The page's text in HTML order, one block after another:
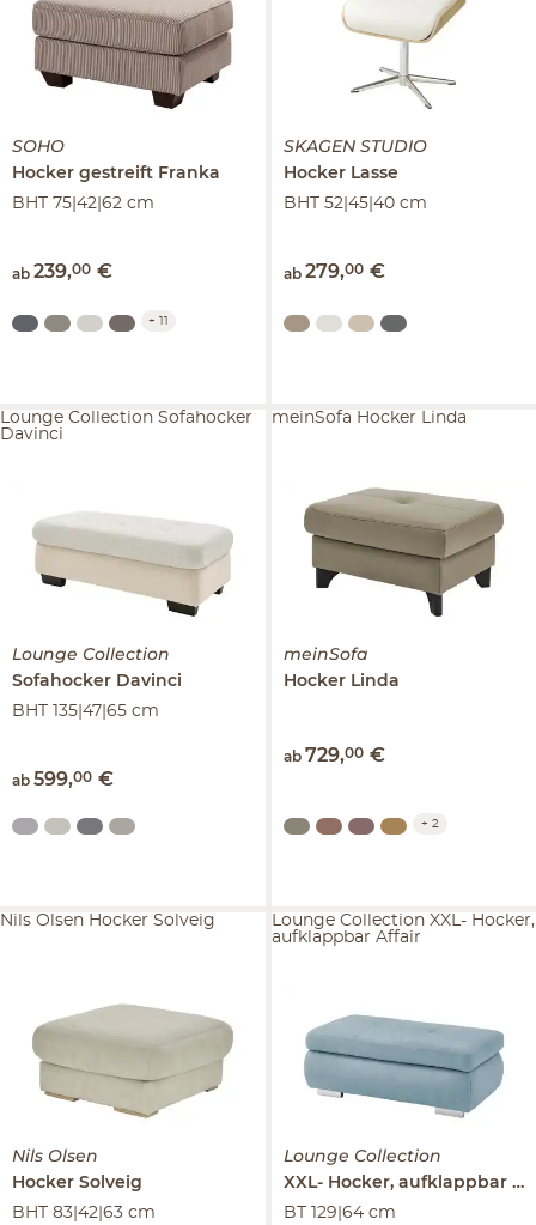
SOHO
Hocker gestreift Franka
BHT 75|42|62 cm
ab 239,00 €
+ 11
SKAGEN STUDIO
Hocker Lasse
BHT 52|45|40 cm
ab 279,00 €
Lounge Collection
Sofahocker Davinci
BHT 135|47|65 cm
ab 599,00 €
Lounge Collection Sofahocker
Davinci
meinSofa
Hocker Linda
ab 729,00 €
meinSofa Hocker Linda
+ 2
Nils Olsen
Hocker Solveig
BHT 83|42|63 cm
Nils Olsen Hocker Solveig
Lounge Collection
XXL- Hocker, aufklappbar
BT 129|64 cm
Lounge Collection XXL- Hocker,
aufklappbar Affair